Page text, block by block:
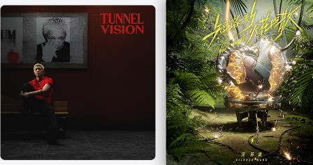
口
中
打
开)